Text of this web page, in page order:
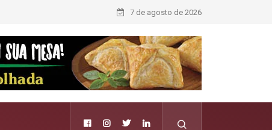
7 de agosto de 2026